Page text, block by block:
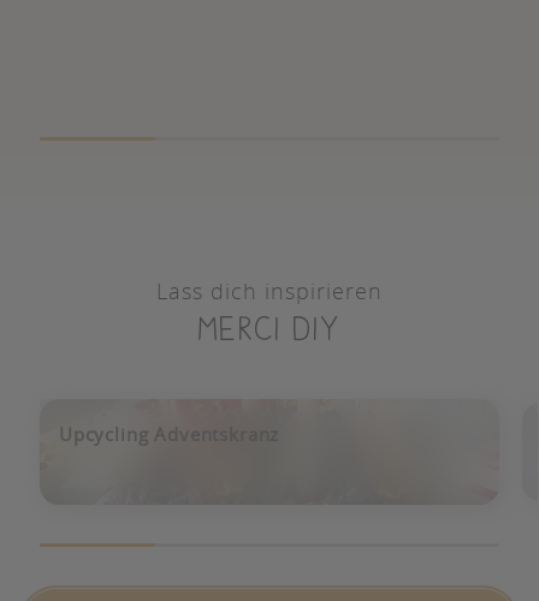
Lass dich inspirieren
merci diy
Upcycling Adventskranz